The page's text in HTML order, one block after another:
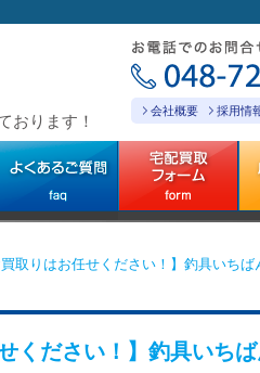
おります！
会社概要 採用情
取りはお任せください！】釣具いち
ください！】釣具いち